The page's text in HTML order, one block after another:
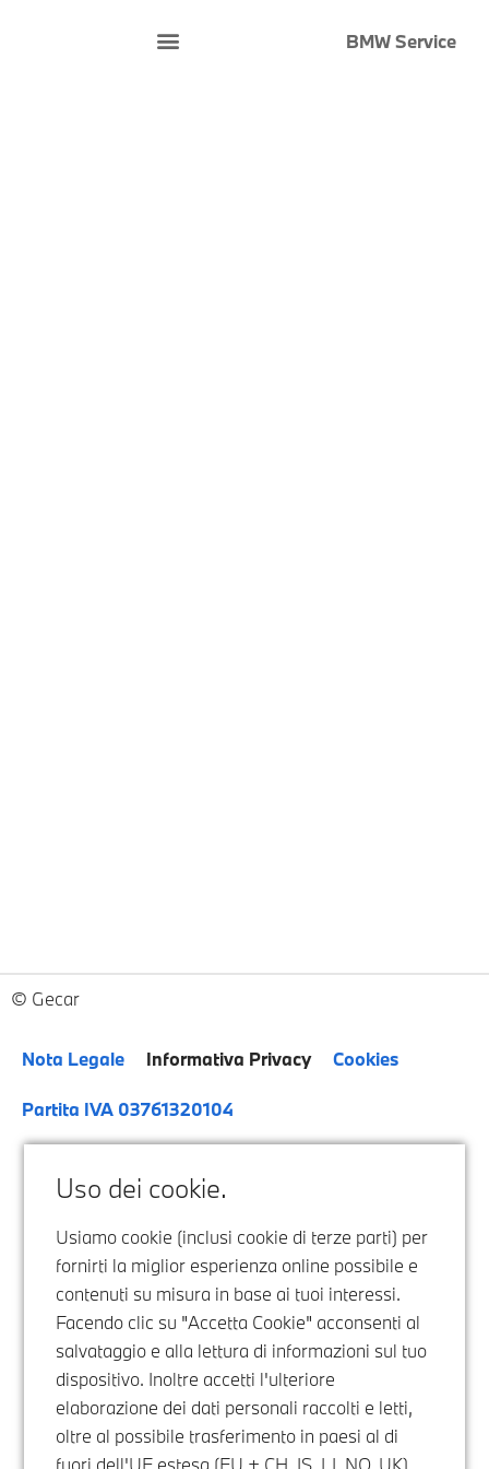
Uso dei cookie.
Usiamo cookie (inclusi cookie di terze parti) per
fornirti la miglior esperienza online possibile e
contenuti su misura in base ai tuoi interessi.
Facendo clic su "Accetta Cookie" acconsenti al
salvataggio e alla lettura di informazioni sul tuo
dispositivo. Inoltre accetti l'ulteriore
elaborazione dei dati personali raccolti e letti,
oltre al possibile trasferimento in paesi al di
fuori dell'UE estesa (EU + CH, IS, LI, NO, UK),
BMW Service
Gecar
Nota Legale Informativa Privacy Cookies
Partita IVA 03761320104